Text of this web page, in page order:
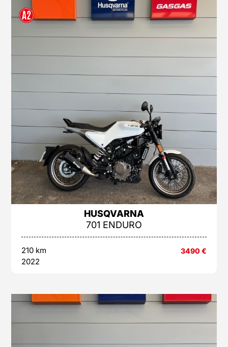
HUSQVARNA
701 ENDURO
210 km
2022
3490 €